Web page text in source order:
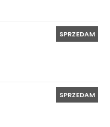
SPRZEDAM
SPRZEDAM